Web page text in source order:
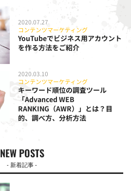
2020.07.27
コンテンツマーケティング
YouTubeでビジネス用アカウント
を作る方法をご紹介
2020.03.10
コンテンツマーケティング
キーワード順位の調査ツール
「Advanced WEB
RANKING（AWR）」とは？目
的、調べ方、分析方法
NEW POSTS
- 新着記事 -